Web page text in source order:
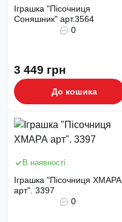
Іграшка "Пісочниця
Соняшник" арт.3564
0
3 449 грн
До кошика
В наявності
Іграшка "Пісочниця ХМАРА
арт". 3397
0